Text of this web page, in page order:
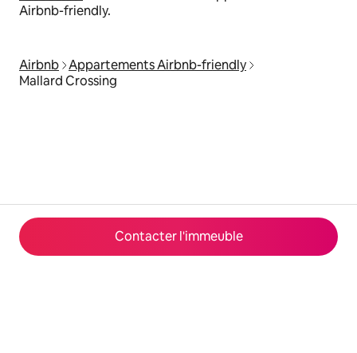
Contacter l'immeuble
Airbnb-friendly.
Airbnb Appartements Airbnb-friendly
Mallard Crossing